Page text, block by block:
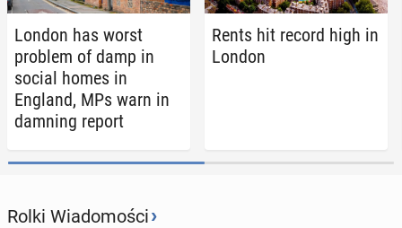
London has worst
problem of damp in
social homes in
England, MPs warn in
damning report
Rents hit record high in
London
Rolki Wiadomości›